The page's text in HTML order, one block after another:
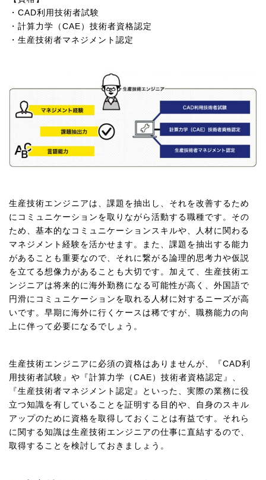
・CAD利用技術者試験
・計算力学（CAE）技術者資格認定
・生産技術者マネジメント認定
生産技術エンジニアは、課題を抽出し、それを改善するため
にコミュニケーションを取りながら活動する職種です。その
ため、基本的なコミュニケーションスキルや、人材に関わる
マネジメント経験を活かせます。また、課題を抽出する能力
があることも重要なので、それに繋がる論理的思考力や仮説
を立てる想像力があることも大切です。加えて、生産技術エ
ンジニアは将来的に海外勤務になる可能性が高く、外国語で
円滑にコミュニケーションを取れる人材に対するニーズが高
いです。早期に海外に行くケースは稀ですが、職務能力の向
上に伴って必要になるでしょう。
生産技術エンジニアに必須の資格はありませんが、『CAD利
用技術者試験』や『計算力学（CAE）技術者資格認定』、
『生産技術者マネジメント認定』といった、実際の業務に役
立つ知識を有していることを証明する目的や、自身のスキル
アップのために資格を取得しておくことは有益です。それら
に関する知識は生産技術エンジニアの仕事に直結するので、
取得することを検討しておきましょう。